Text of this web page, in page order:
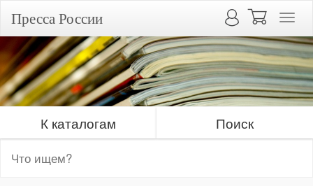
Пресса России
К каталогам Поиск